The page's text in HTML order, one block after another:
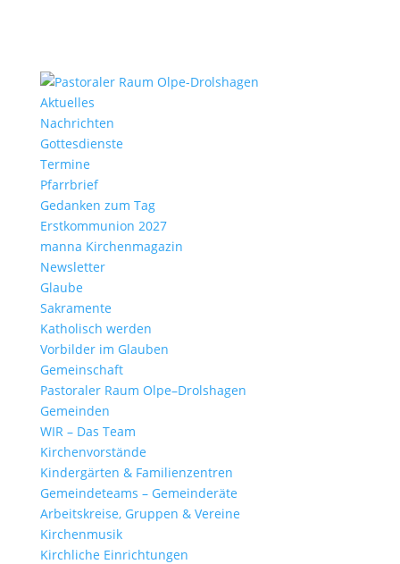
Aktu­elles
Nach­richten
Gottes­dienste
Termine
Pfarr­brief
Gedanken zum Tag
Erst­kom­mu­nion 2027
manna Kirchen­ma­gazin
News­letter
Glaube
Sakra­mente
Katho­lisch werden
Vorbilder im Glauben
Gemein­schaft
Pasto­raler Raum Olpe–Drolshagen
Gemeinden
WIR – Das Team
Kirchen­vor­stände
Kinder­gärten & Familienzentren
Gemein­de­teams – Gemeinderäte
Arbeits­kreise, Gruppen & Vereine
Kirchen­musik
Kirch­liche Einrichtungen